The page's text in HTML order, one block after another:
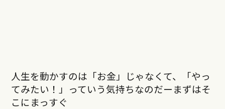
人生を動かすのは「お金」じゃなくて、「やっ
てみたい！」っていう気持ちなのだーまずはそ
こにまっすぐ